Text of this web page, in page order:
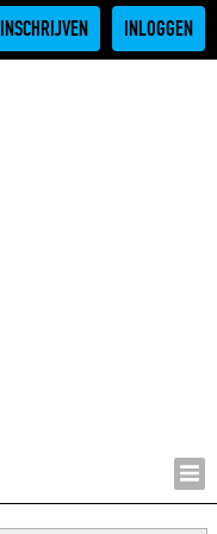
INSCHRIJVEN INLOGGEN